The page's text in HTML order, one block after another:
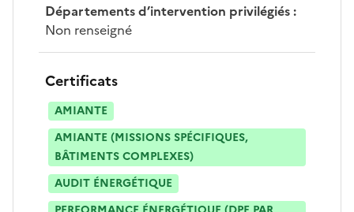
Départements d’intervention privilégiés:
Non renseigné
Certificats
AMIANTE
AMIANTE (MISSIONS SPÉCIFIQUES,
BÂTIMENTS COMPLEXES)
AUDIT ÉNERGÉTIQUE